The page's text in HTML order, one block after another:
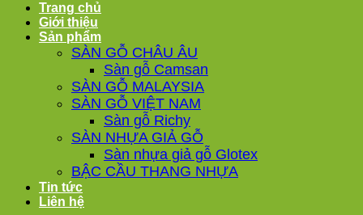
Trang chủ
Giới thiệu
Sản phẩm
SÀN GỖ CHÂU ÂU
Sàn gỗ Camsan
SÀN GỖ MALAYSIA
SÀN GỖ VIỆT NAM
Sàn gỗ Richy
SÀN NHỰA GIẢ GỖ
Sàn nhựa giả gỗ Glotex
BẬC CẦU THANG NHỰA
Tin tức
Liên hệ